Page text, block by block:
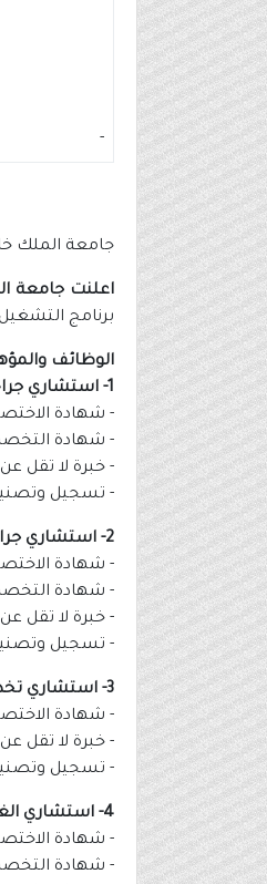
-
جامعة الملك
اعلنت جامعة
برنامج
الوظائف
1- استشاري جراحة أورام المسالك البولية:
- شهادة
- شهادة التخصص
- خبرة لا تقل
- تسجيل
2- استشاري جراحة أورام الرقبة والأنف والأذن والحنجرة:
- شهادة
- شهادة التخصص
- خبرة لا تقل
- تسجيل
3- استشاري تخدير:
- شهادة
- خبرة لا تقل
- تسجيل
4- استشاري الغدد الصماء لدى الكبار:
- شهادة
- شهادة